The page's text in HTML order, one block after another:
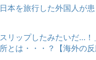
本を旅行した外国人が
リップしたみたいだ…
とは・・・？【海外の反